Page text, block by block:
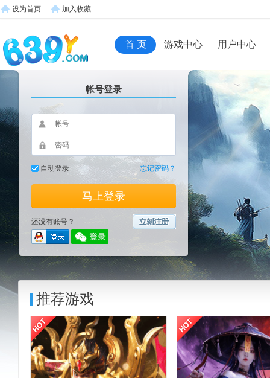
设为首页 加入收藏
首 页 游戏中心 用户中心
帐号登录
自动登录 忘记密码？
马上登录
还没有账号？
推荐游戏